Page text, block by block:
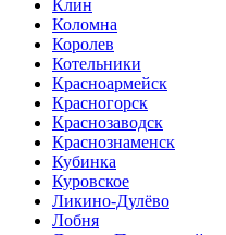
Клин
Коломна
Королев
Котельники
Красноармейск
Красногорск
Краснозаводск
Краснознаменск
Кубинка
Куровское
Ликино-Дулёво
Лобня